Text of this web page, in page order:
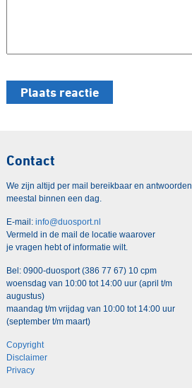
Contact
We zijn altijd per mail bereikbaar en antwoorden
meestal binnen een dag.
E-mail: info@duosport.nl
Vermeld in de mail de locatie waarover
je vragen hebt of informatie wilt.
Bel: 0900-duosport (386 77 67) 10 cpm
woensdag van 10:00 tot 14:00 uur (april t/m
augustus)
maandag t/m vrijdag van 10:00 tot 14:00 uur
(september t/m maart)
Copyright
Disclaimer
Privacy